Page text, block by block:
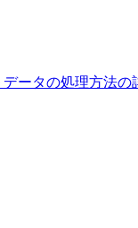
データの処理方法